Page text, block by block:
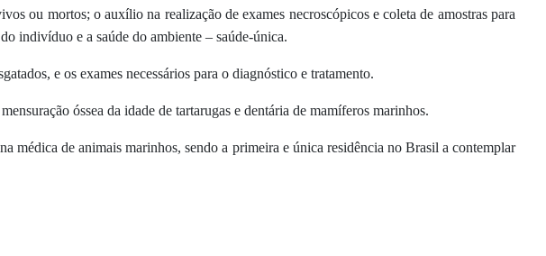
ou mortos; o auxílio na realização de exames necroscópicos e coleta de amostras para
indivíduo e a saúde do ambiente – saúde-única.
e os exames necessários para o diagnóstico e tratamento.
óssea da idade de tartarugas e dentária de mamíferos marinhos.
de animais marinhos, sendo a primeira e única residência no Brasil a contemplar